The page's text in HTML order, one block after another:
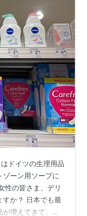
ドイツの生理用品
ゾーン用ソープに
性の皆さま、デリ
すか？ 日本でも最
増えてきて、気